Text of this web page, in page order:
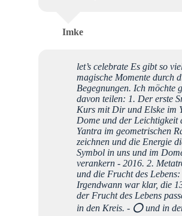
Imke
let’s celebrate Es gibt so
magische Momente durch
Begegnungen. Ich möchte
davon teilen: 1. Der erste
Kurs mit Dir und Elske im
Dome und der Leichtigkeit
Yantra im geometrischen
zeichnen und die Energie
Symbol in uns und im
verankern - 2016. 2.
und die Frucht des Lebens:
Irgendwann war klar, die
der Frucht des Lebens
in den Kreis. - ⭕️ und in